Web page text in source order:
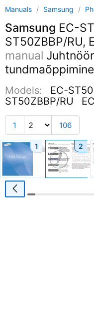
Manuals / Samsung /
Samsung EC-
ST50ZBBP/RU,
manual
tundmaõppimine
Models: EC-
ST50ZBBP/RU
1 106
1 2